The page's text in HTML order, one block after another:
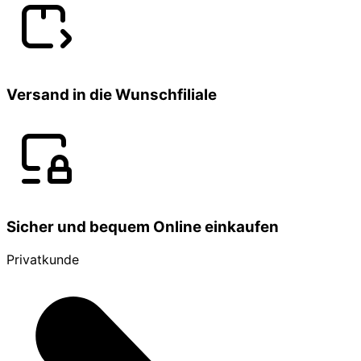
Versand in die Wunschfiliale
Sicher und bequem Online einkaufen
Privatkunde